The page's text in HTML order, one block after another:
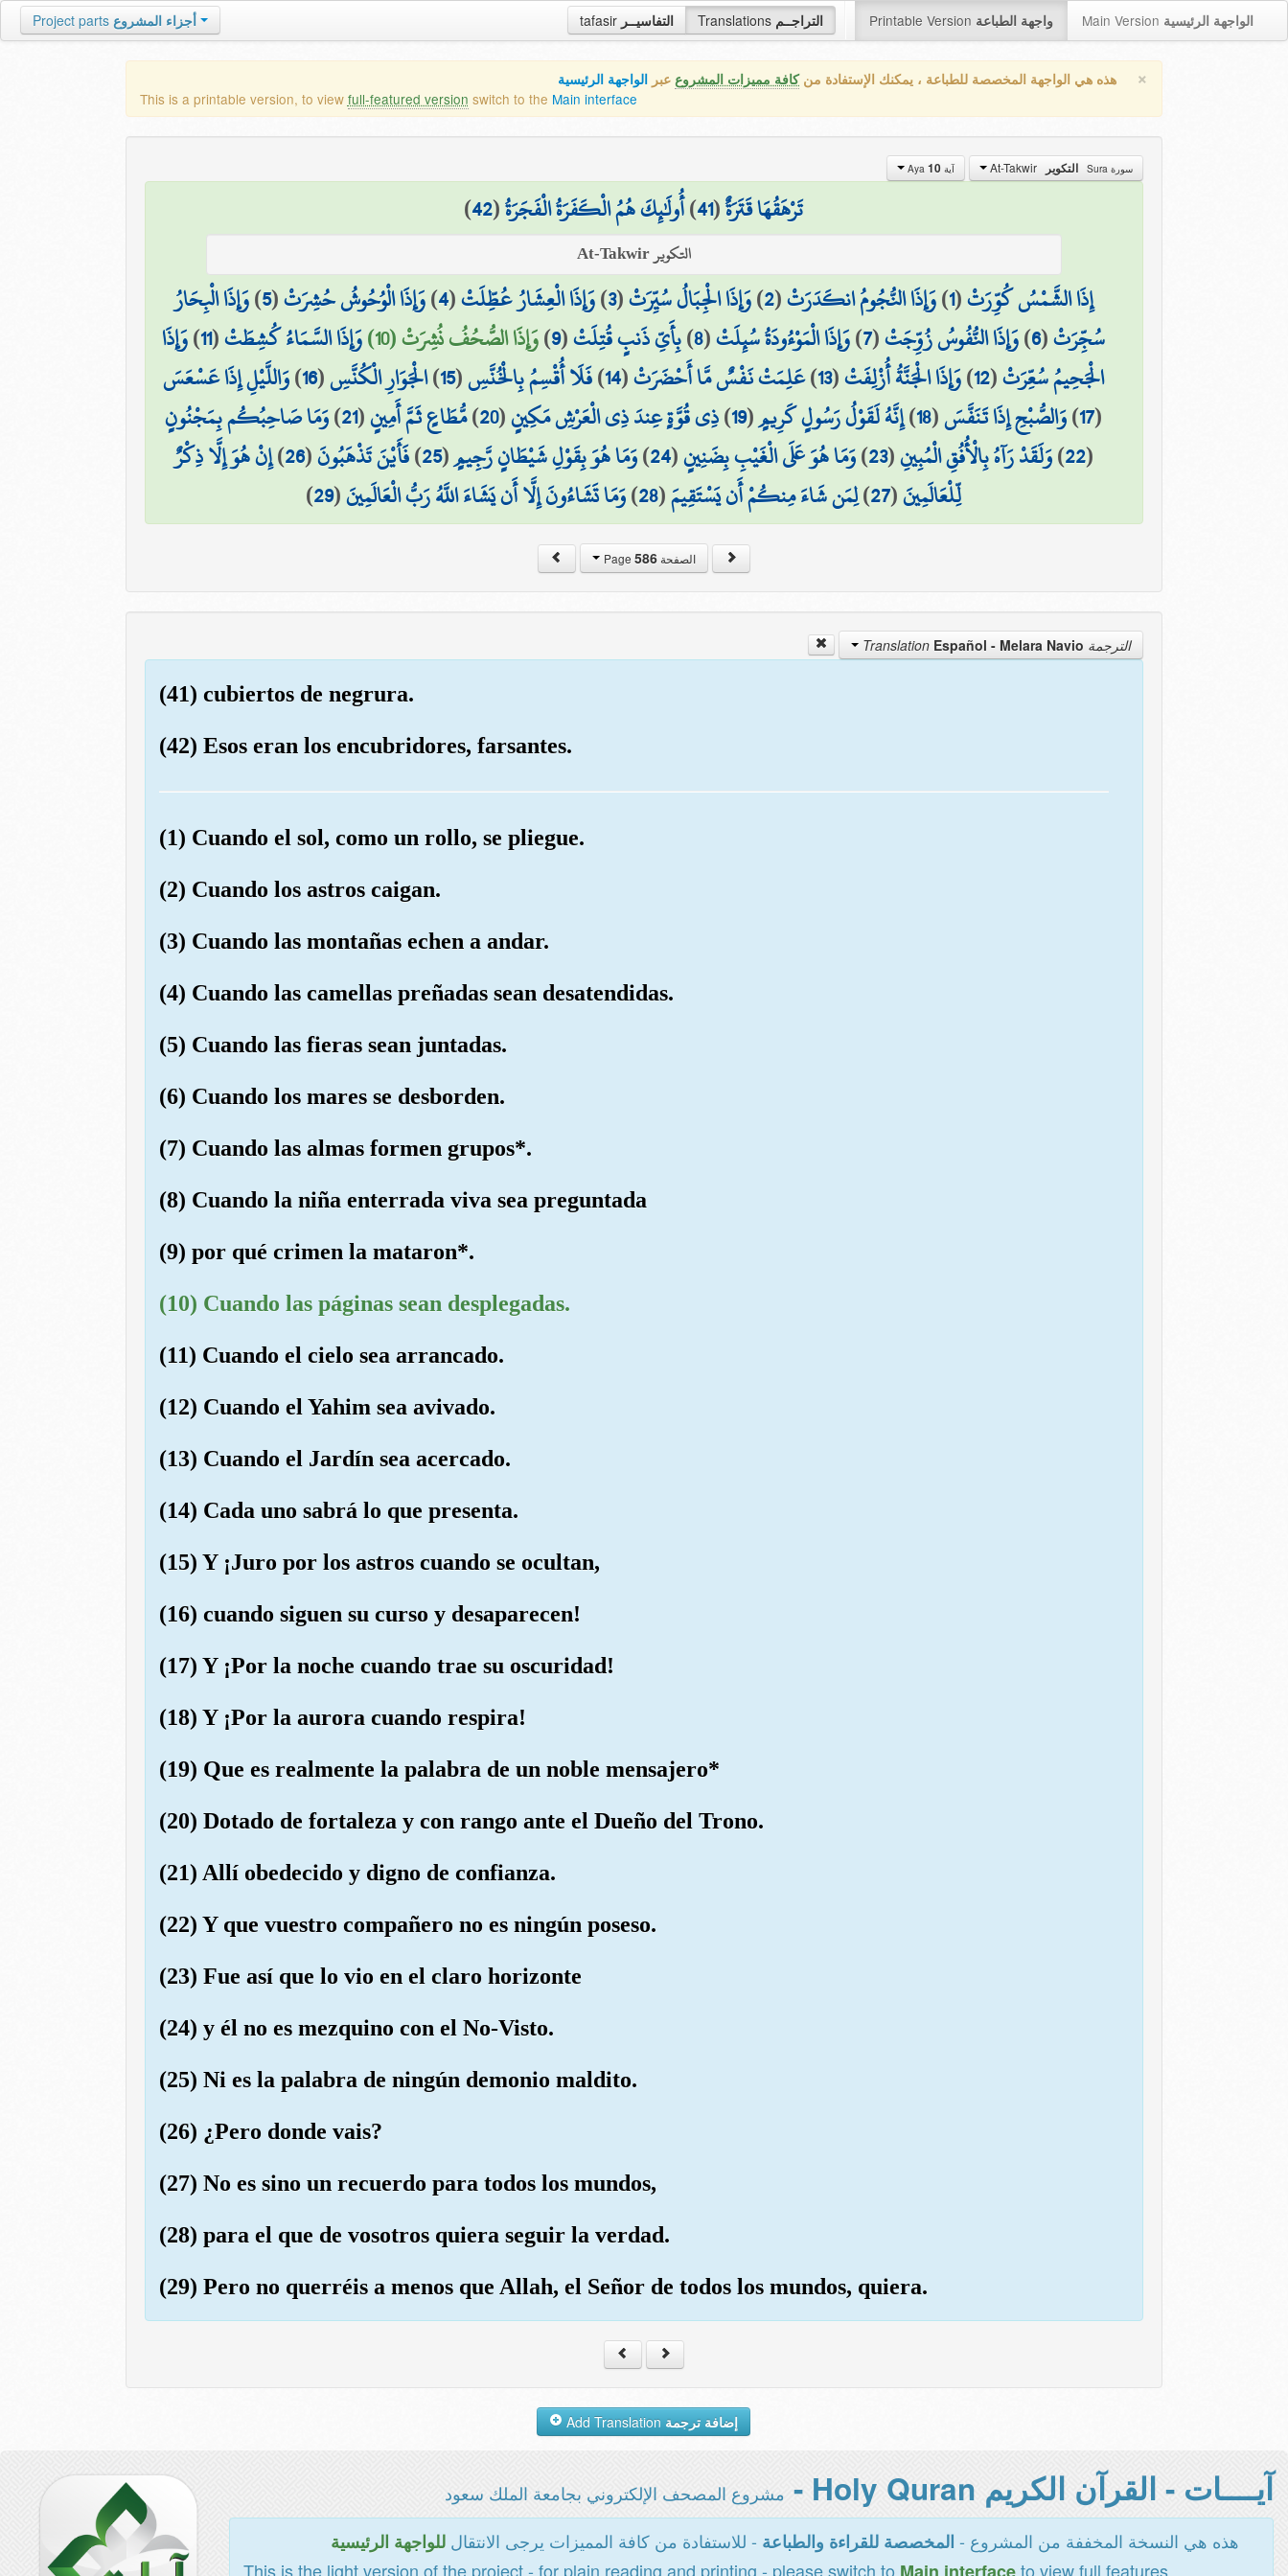
tafasir التفاسيــر Translations التراجــم Printable Version واجهة الطباعة Main Version الواجهة الرئيسية Project parts أجزاء المشروع
× هذه هي الواجهة المخصصة للطباعة ، يمكنك الإستفادة منكافة مميزات المشروع عبر الواجهة الرئيسية
This is a printable version, to view full-featured version switch to the Main interface
سورة Sura التكوير آية Aya 10
تَرْهَقُهَا قَتَرَةٌ(
41
)أُولَٰئِكَ هُمُ الْكَفَرَةُ الْفَجَرَةُ(
42
)
التكوير At-Takwir
إِذَا الشَّمْسُ كُوِّرَتْ(
1
)وَإِذَا النُّجُومُ انكَدَرَتْ(
2
)وَإِذَا الْجِبَالُ سُيِّرَتْ(
3
)وَإِذَا الْعِشَارُ عُطِّلَتْ(
4
)وَإِذَا الْوُحُوشُ حُشِرَتْ(
5
)وَإِذَا الْبِحَارُ
سُجِّرَتْ(
6
)وَإِذَا النُّفُوسُ زُوِّجَتْ(
7
)وَإِذَا الْمَوْءُودَةُ سُئِلَتْ(
8
)بِأَيِّ ذَنبٍ قُتِلَتْ(
9
)وَإِذَا الصُّحُفُ نُشِرَتْ (10) وَإِذَا السَّمَاءُ كُشِطَتْ(
11
)وَإِذَا
الْجَحِيمُ سُعِّرَتْ(
12
)وَإِذَا الْجَنَّةُ أُزْلِفَتْ(
13
)عَلِمَتْ نَفْسٌ مَّا أَحْضَرَتْ(
14
)فَلَا أُقْسِمُ بِالْخُنَّسِ(
15
)الْجَوَارِ الْكُنَّسِ(
16
)وَاللَّيْلِ إِذَا عَسْعَسَ
(
17
)وَالصُّبْحِ إِذَا تَنَفَّسَ(
18
)إِنَّهُ لَقَوْلُ رَسُولٍ كَرِيمٍ(
19
)ذِي قُوَّةٍ عِندَ ذِي الْعَرْشِ مَكِينٍ(
20
)مُّطَاعٍ ثَمَّ أَمِينٍ(
21
)وَمَا صَاحِبُكُم بِمَجْنُونٍ
(
22
)وَلَقَدْ رَآهُ بِالْأُفُقِ الْمُبِينِ(
23
)وَمَا هُوَ عَلَى الْغَيْبِ بِضَنِينٍ(
24
)وَمَا هُوَ بِقَوْلِ شَيْطَانٍ رَّجِيمٍ(
25
)فَأَيْنَ تَذْهَبُونَ(
26
)إِنْ هُوَ إِلَّا ذِكْرٌ
لِّلْعَالَمِينَ(
27
)لِمَن شَاءَ مِنكُمْ أَن يَسْتَقِيمَ(
28
)وَمَا تَشَاءُونَ إِلَّا أَن يَشَاءَ اللَّهُ رَبُّ الْعَالَمِينَ(
29
)
الصفحة Page586
الترجمة Translation Español - Melara Navio
(41) cubiertos de negrura.
(42) Esos eran los encubridores, farsantes.
(1) Cuando el sol, como un rollo, se pliegue.
(2) Cuando los astros caigan.
(3) Cuando las montañas echen a andar.
(4) Cuando las camellas preñadas sean desatendidas.
(5) Cuando las fieras sean juntadas.
(6) Cuando los mares se desborden.
(7) Cuando las almas formen grupos*.
(8) Cuando la niña enterrada viva sea preguntada
(9) por qué crimen la mataron*.
(10) Cuando las páginas sean desplegadas.
(11) Cuando el cielo sea arrancado.
(12) Cuando el Yahim sea avivado.
(13) Cuando el Jardín sea acercado.
(14) Cada uno sabrá lo que presenta.
(15) Y ¡Juro por los astros cuando se ocultan,
(16) cuando siguen su curso y desaparecen!
(17) Y ¡Por la noche cuando trae su oscuridad!
(18) Y ¡Por la aurora cuando respira!
(19) Que es realmente la palabra de un noble mensajero*
(20) Dotado de fortaleza y con rango ante el Dueño del Trono.
(21) Allí obedecido y digno de confianza.
(22) Y que vuestro compañero no es ningún poseso.
(23) Fue así que lo vio en el claro horizonte
(24) y él no es mezquino con el No-Visto.
(25) Ni es la palabra de ningún demonio maldito.
(26) ¿Pero donde vais?
(27) No es sino un recuerdo para todos los mundos,
(28) para el que de vosotros quiera seguir la verdad.
(29) Pero no querréis a menos que Allah, el Señor de todos los mundos, quiera.
إضافة ترجمة
آيــــات - القرآن الكريم Holy Quran - مشروع المصحف الإلكتروني بجامعة الملك سعود
هذه هي النسخة المخففة من المشروع - المخصصة للقراءة والطباعة - للاستفادة من كافة المميزات يرجى الانتقالللواجهة الرئيسية
This is the light version of the project - for plain reading and printing - please switch to
to view full features